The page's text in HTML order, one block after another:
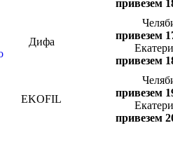
привезем
Дифа
привезем
привезем
EKOFIL
привезем
привезем